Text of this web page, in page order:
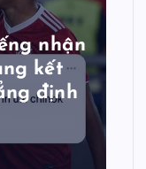
nhận
kết
định